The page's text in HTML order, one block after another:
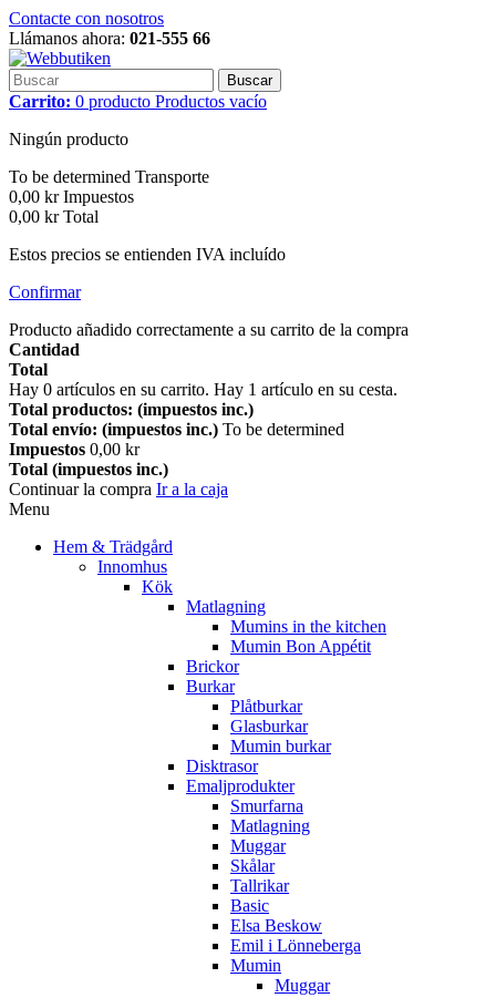
Contacte con nosotros
Llámanos ahora: 021-555 66
Buscar
Carrito: 0 producto Productos vacío
Ningún producto
To be determined Transporte
0,00 kr Impuestos
0,00 kr Total
Estos precios se entienden IVA incluído
Confirmar
Producto añadido correctamente a su carrito de la compra
Cantidad
Total
Hay 0 artículos en su carrito. Hay 1 artículo en su cesta.
Total productos: (impuestos inc.)
Total envío: (impuestos inc.) To be determined
Impuestos 0,00 kr
Total (impuestos inc.)
Continuar la compra Ir a la caja
Menu
Hem & Trädgård
Innomhus
Kök
Matlagning
Mumins in the kitchen
Mumin Bon Appétit
Brickor
Burkar
Plåtburkar
Glasburkar
Mumin burkar
Disktrasor
Emaljprodukter
Smurfarna
Matlagning
Muggar
Skålar
Tallrikar
Basic
Elsa Beskow
Emil i Lönneberga
Mumin
Muggar